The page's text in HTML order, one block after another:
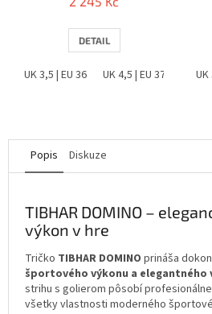
DETAIL
UK 3,5 | EU 36 UK 4,5 | EU 37 UK 5
UK
Popis Diskuze
TIBHAR DOMINO –
výkon v hre
Tričko TIBHAR DOMINO prináša
športového výkonu a elegantného
strihu s golierom pôsobí
všetky vlastnosti moderného